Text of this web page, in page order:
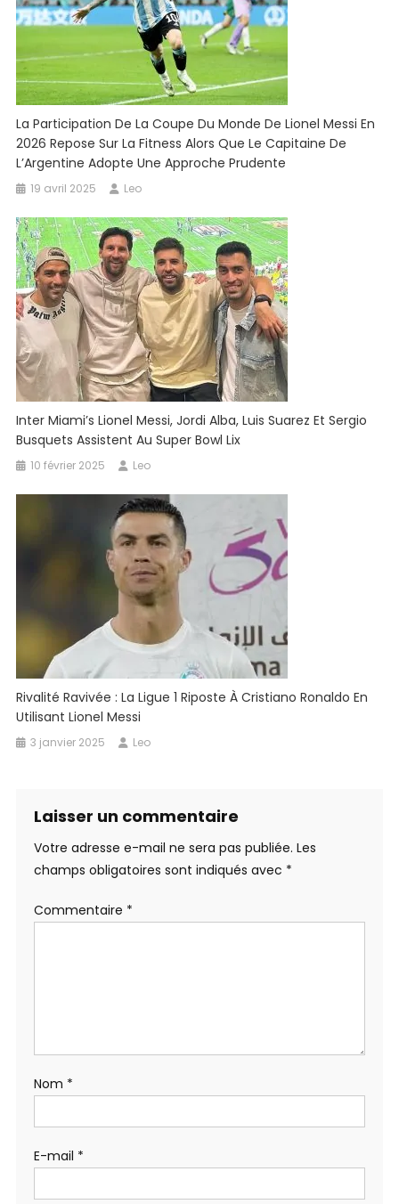
La Participation De La Coupe Du Monde De Lionel Messi En
2026 Repose Sur La Fitness Alors Que Le Capitaine De
L’Argentine Adopte Une Approche Prudente
19 avril 2025 Leo
Inter Miami’s Lionel Messi, Jordi Alba, Luis Suarez Et Sergio
Busquets Assistent Au Super Bowl Lix
10 février 2025 Leo
Rivalité Ravivée : La Ligue 1 Riposte À Cristiano Ronaldo En
Utilisant Lionel Messi
3 janvier 2025 Leo
Laisser un commentaire
Votre adresse e-mail ne sera pas publiée. Les
champs obligatoires sont indiqués avec *
Commentaire *
Nom *
E-mail *